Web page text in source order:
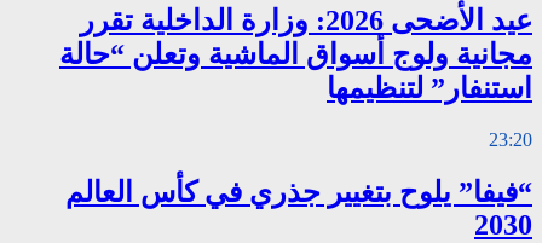
عيد الأضحى 2026: وزارة الداخلية تقرر
مجانية ولوج أسواق الماشية وتعلن “حالة
استنفار” لتنظيمها
23:20
“فيفا” يلوح بتغيير جذري في كأس العالم
2030